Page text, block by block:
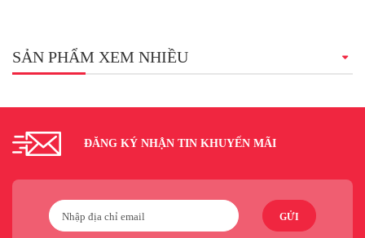
SẢN PHẨM XEM NHIỀU
ĐĂNG KÝ NHẬN TIN KHUYẾN MÃI
GỬI